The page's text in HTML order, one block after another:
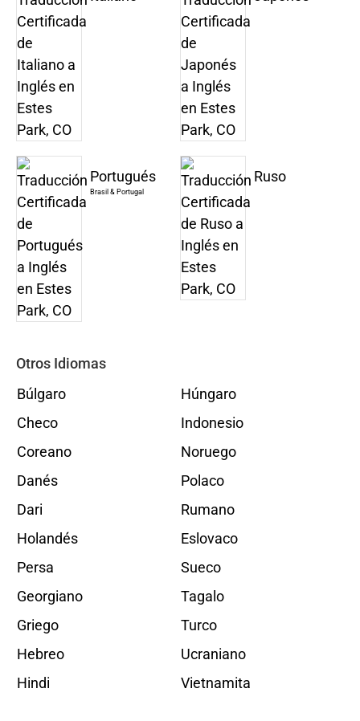
Portugués
Brasil & Portugal
Ruso
Otros Idiomas
Búlgaro
Checo
Coreano
Danés
Dari
Holandés
Persa
Georgiano
Griego
Hebreo
Hindi
Húngaro
Indonesio
Noruego
Polaco
Rumano
Eslovaco
Sueco
Tagalo
Turco
Ucraniano
Vietnamita